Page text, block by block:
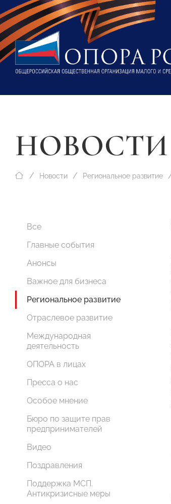
НОВОСТИ
Новости Региональное развитие
Все
Главные события
Анонсы
Важное для бизнеса
Региональное развитие
Отраслевое развитие
Международная
деятельность
ОПОРА в лицах
Пресса о нас
Особое мнение
Бюро по защите прав
предпринимателей
Видео
Поздравления
Поддержка МСП.
Антикризисные меры